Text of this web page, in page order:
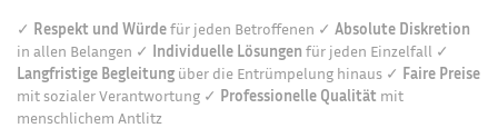
✓ Respekt und Würdefür jeden Betroffenen ✓ Absolute Diskretion
in allen Belangen ✓ Individuelle Lösungen für jeden Einzelfall ✓
Langfristige Begleitung über die Entrümpelung hinaus ✓ Faire Preise
mit sozialer Verantwortung ✓ Professionelle Qualität mit
menschlichem Antlitz